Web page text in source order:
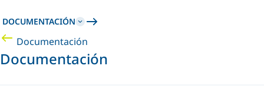
DOCUMENTACIÓN
Documentación
Documentación